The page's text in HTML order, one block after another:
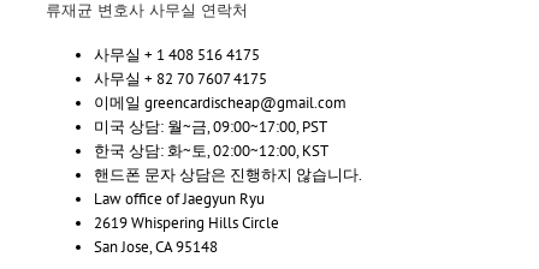
류재균 변호사 사무실 연락처
사무실 + 1 408 516 4175
사무실 + 82 70 7607 4175
이메일 greencardischeap@gmail.com
미국 상담: 월~금, 09:00~17:00, PST
한국 상담: 화~토, 02:00~12:00, KST
핸드폰 문자 상담은 진행하지 않습니다.
Law office of Jaegyun Ryu
2619 Whispering Hills Circle
San Jose, CA 95148